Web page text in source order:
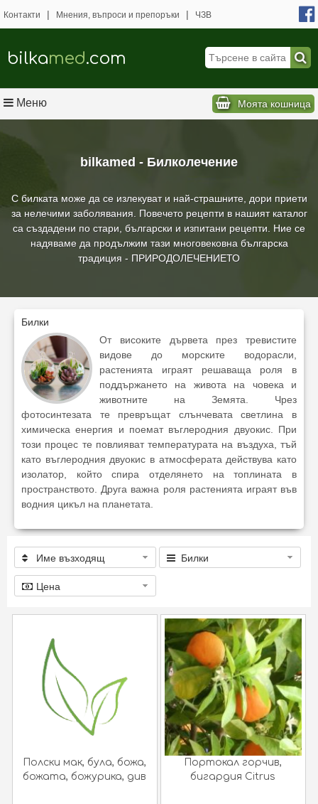
bilkamed - Билколечение
С билката може да се излекуват и най-страшните, дори приети
за нелечими заболявания. Повечето рецепти в нашият каталог
са създадени по стари, български и изпитани рецепти. Ние се
надяваме да продължим тази многовековна българска
традиция - ПРИРОДОЛЕЧЕНИЕТО
Контакти | Мнения, въпроси и препоръки | ЧЗВ
bilkamed.com
Меню Моята кошница
Билки
От високите дървета през тревистите
видове до морските водорасли,
растенията играят решаваща роля в
поддържането на живота на човека и
животните на Земята. Чрез
фотосинтезата те превръщат слънчевата светлина в
химическа енергия и поемат въглеродния двуокис. При
този процес те повлияват температурата на въздуха, тъй
като въглеродния двуокис в атмосферата действува като
изолатор, който спира отделянето на топлината в
пространството. Друга важна роля растенията играят във
водния цикъл на планетата.
Име възходящ Билки
Цена
Полски мак, була, божа,
божата, божурика, див
Портокал горчив,
бигардия Citrus